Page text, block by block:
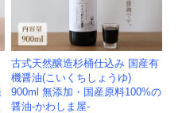
古式天然醸造杉桶仕込み 国産有
機醤油(こいくちしょうゆ)
900ml 無添加・国産原料100%の
醤油-かわしま屋-